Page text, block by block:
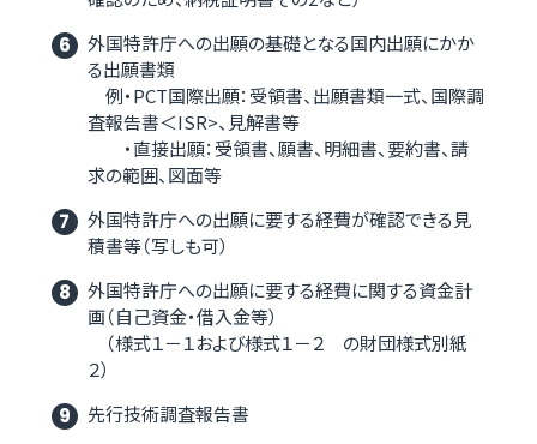
外国特許庁への出願の基礎となる国内出願にかか
る出願書類
例・PCT国際出願：受領書、出願書類一式、国際調
査報告書＜ISR>、見解書等
・直接出願：受領書、願書、明細書、要約書、請
求の範囲、図面等
外国特許庁への出願に要する経費が確認できる見
積書等（写しも可）
外国特許庁への出願に要する経費に関する資金計
画（自己資金・借入金等）
（様式１－１および様式１－２ の財団様式別紙
２）
先行技術調査報告書